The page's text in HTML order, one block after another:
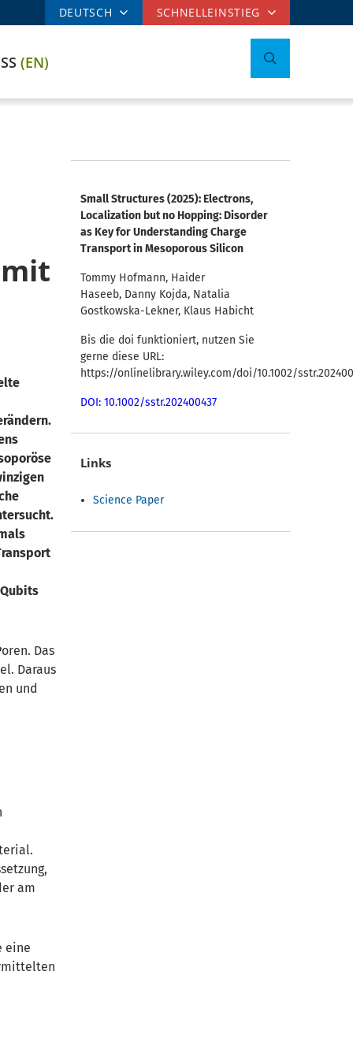
DEUTSCH SCHNELLEINSTIEG
(EN)
Das
Daraus
und
am
eine
Small Structures (2025): Electrons,
Localization but no Hopping: Disorder
as Key for Understanding Charge
Transport in Mesoporous Silicon
Tommy Hofmann, Haider
Haseeb, Danny Kojda, Natalia
Gostkowska-Lekner, Klaus Habicht
Bis die doi funktioniert, nutzen Sie
gerne diese URL:
https://onlinelibrary.wiley.com/doi/10.1002/
DOI: 10.1002/sstr.202400437
Links
Science Paper